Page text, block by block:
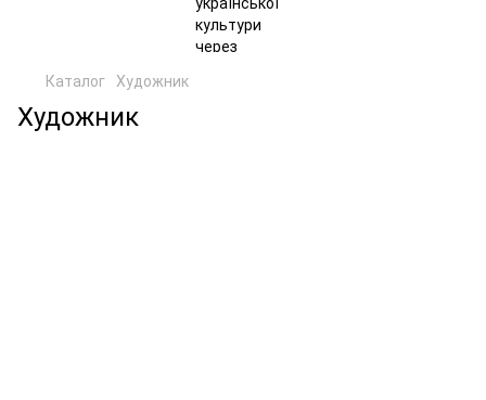
Каталог Художник
Художник